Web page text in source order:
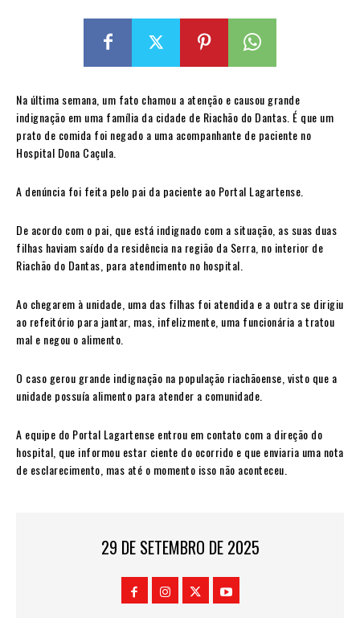
Na última semana, um fato chamou a atenção e causou grande
indignação em uma família da cidade de Riachão do Dantas. É que um
prato de comida foi negado a uma acompanhante de paciente no
Hospital Dona Caçula.
A denúncia foi feita pelo pai da paciente ao Portal Lagartense.
De acordo com o pai, que está indignado com a situação, as suas duas
filhas haviam saído da residência na região da Serra, no interior de
Riachão do Dantas, para atendimento no hospital.
Ao chegarem à unidade, uma das filhas foi atendida e a outra se dirigiu
ao refeitório para jantar, mas, infelizmente, uma funcionária a tratou
mal e negou o alimento.
O caso gerou grande indignação na população riachãoense, visto que a
unidade possuía alimento para atender a comunidade.
A equipe do Portal Lagartense entrou em contato com a direção do
hospital, que informou estar ciente do ocorrido e que enviaria uma nota
de esclarecimento, mas até o momento isso não aconteceu.
29 DE SETEMBRO DE 2025